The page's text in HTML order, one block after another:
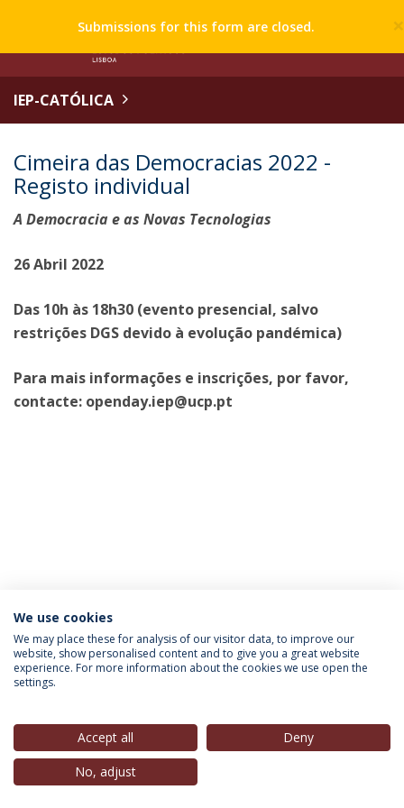
×
Submissions for this form are closed.
IEP-CATÓLICA
Cimeira das Democracias 2022 -
Registo individual
A Democracia e as Novas Tecnologias
26 Abril 2022
Das 10h às 18h30 (evento presencial, salvo
restrições DGS devido à evolução pandémica)
Para mais informações e inscrições, por favor,
contacte: openday.iep@ucp.pt
INFORMATION FOR
Privacy Policy
© 2026 Universidade Católica Portuguesa
We use cookies
We may place these for analysis of our visitor data, to improve our
website, show personalised content and to give you a great website
experience. For more information about the cookies we use open the
settings.
Accept all
Deny
No, adjust